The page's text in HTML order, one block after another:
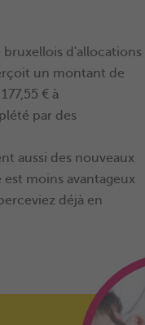
bruxellois d'allocations
un montant de
€ à
par des
aussi des nouveaux
moins avantageux
déjà en